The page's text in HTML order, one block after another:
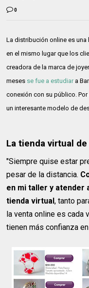
0
La distribución online es
en el mismo lugar que los
creadora de la marca de
meses se fue a estudiara
conexión con su público.
un interesante modelo de
La tienda virtual de
"Siempre quise estar
pesar de la distancia.
en mi taller y atender
tienda virtual, tanto
la venta online es cada
tienen más confianza